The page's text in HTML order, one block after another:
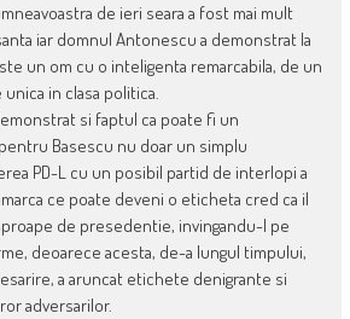
de ieri seara a fost mai mult
iar domnul Antonescu a demonstrat la
un om cu o inteligenta remarcabila, de un
in clasa politica.
si faptul ca poate fi un
Basescu nu doar un simplu
PD-L cu un posibil partid de interlopi a
ce poate deveni o eticheta cred ca il
de presedentie, invingandu-l pe
deoarece acesta, de-a lungul timpului,
a aruncat etichete denigrante si
adversarilor.